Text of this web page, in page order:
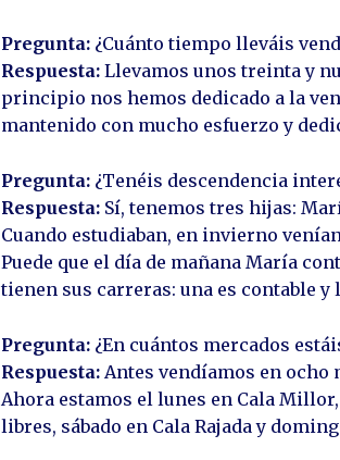
Pregunta: ¿Cuánto tiempo lleváis
Respuesta: Llevamos unos treinta y
principio nos hemos dedicado a la
mantenido con mucho esfuerzo y
Pregunta: ¿Tenéis descendencia
Respuesta: Sí, tenemos tres hijas:
Cuando estudiaban, en invierno
Puede que el día de mañana María
tienen sus carreras: una es contable y
Pregunta: ¿En cuántos mercados
Respuesta: Antes vendíamos en ocho
Ahora estamos el lunes en Cala
libres, sábado en Cala Rajada y